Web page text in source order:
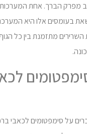
מפרק הברך. אחת המערכות
בעומסים אלו היא
מתזמנת בין כל הגוף
על סימפטומים לכאבי